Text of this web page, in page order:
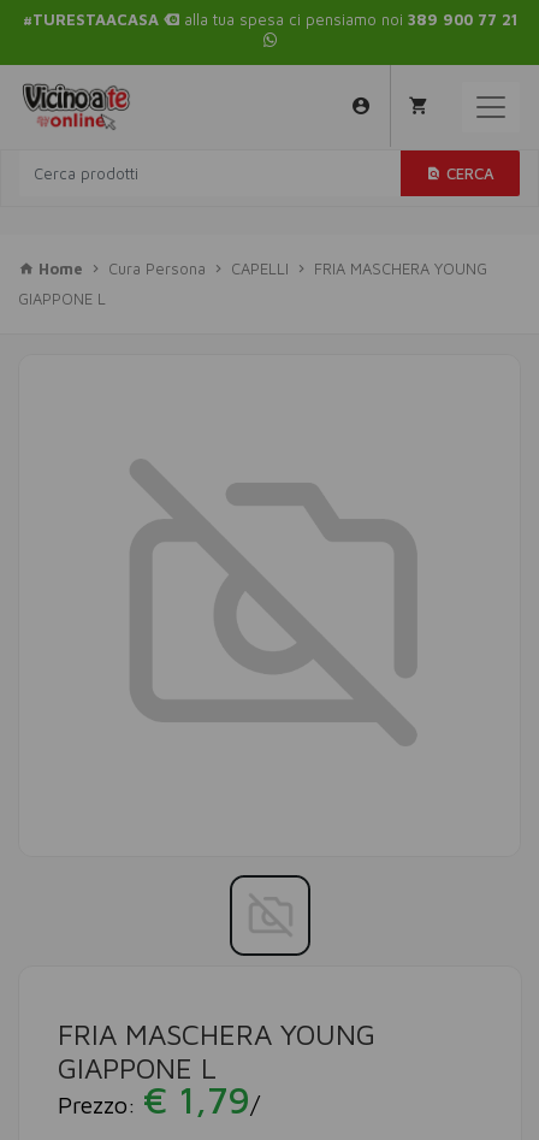
#TURESTAACASA alla tua spesa ci pensiamo noi 389 900 77 21
CERCA
Home Cura Persona CAPELLI
FRIA MASCHERA YOUNG
GIAPPONE L
FRIA MASCHERA YOUNG
GIAPPONE L
Prezzo: € 1,79/